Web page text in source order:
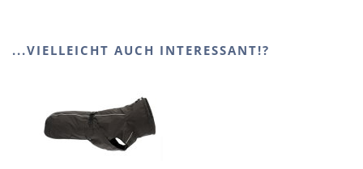
...VIELLEICHT AUCH INTERESSANT!?